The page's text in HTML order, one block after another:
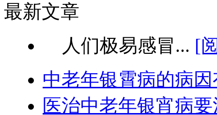
最新文章
人们极易感冒... [
中老年银霄病的病
医治中老年银宵病